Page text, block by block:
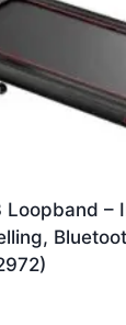
Loopband –